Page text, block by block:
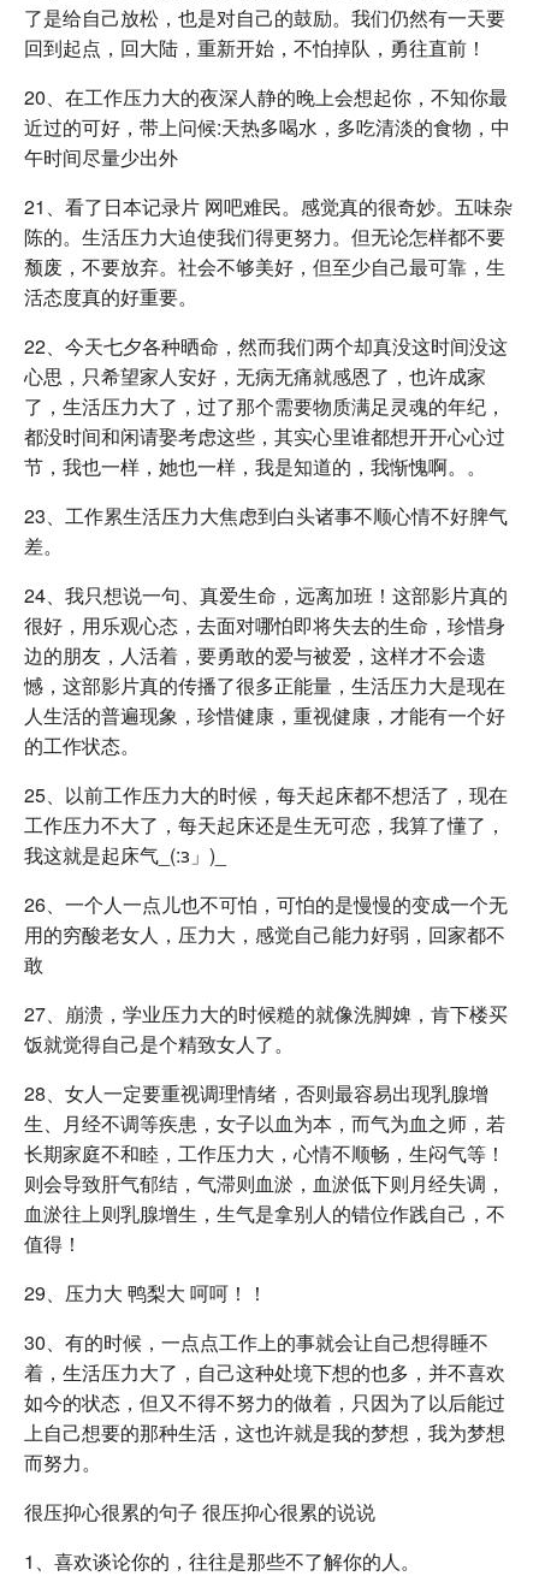
了是给自己放松，也是对自己的鼓励。我们仍然有一天要
回到起点，回大陆，重新开始，不怕掉队，勇往直前！
20、在工作压力大的夜深人静的晚上会想起你，不知你最
近过的可好，带上问候:天热多喝水，多吃清淡的食物，中
午时间尽量少出外
21、看了日本记录片 网吧难民。感觉真的很奇妙。五味杂
陈的。生活压力大迫使我们得更努力。但无论怎样都不要
颓废，不要放弃。社会不够美好，但至少自己最可靠，生
活态度真的好重要。
22、今天七夕各种晒命，然而我们两个却真没这时间没这
心思，只希望家人安好，无病无痛就感恩了，也许成家
了，生活压力大了，过了那个需要物质满足灵魂的年纪，
都没时间和闲请娶考虑这些，其实心里谁都想开开心心过
节，我也一样，她也一样，我是知道的，我惭愧啊。。
23、工作累生活压力大焦虑到白头诸事不顺心情不好脾气
差。
24、我只想说一句、真爱生命，远离加班！这部影片真的
很好，用乐观心态，去面对哪怕即将失去的生命，珍惜身
边的朋友，人活着，要勇敢的爱与被爱，这样才不会遗
憾，这部影片真的传播了很多正能量，生活压力大是现在
人生活的普遍现象，珍惜健康，重视健康，才能有一个好
的工作状态。
25、以前工作压力大的时候，每天起床都不想活了，现在
工作压力不大了，每天起床还是生无可恋，我算了懂了，
我这就是起床气_(:з」)_
26、一个人一点儿也不可怕，可怕的是慢慢的变成一个无
用的穷酸老女人，压力大，感觉自己能力好弱，回家都不
敢
27、崩溃，学业压力大的时候糙的就像洗脚婢，肯下楼买
饭就觉得自己是个精致女人了。
28、女人一定要重视调理情绪，否则最容易出现乳腺增
生、月经不调等疾患，女子以血为本，而气为血之师，若
长期家庭不和睦，工作压力大，心情不顺畅，生闷气等！
则会导致肝气郁结，气滞则血淤，血淤低下则月经失调，
血淤往上则乳腺增生，生气是拿别人的错位作践自己，不
值得！
29、压力大 鸭梨大 呵呵！！
30、有的时候，一点点工作上的事就会让自己想得睡不
着，生活压力大了，自己这种处境下想的也多，并不喜欢
如今的状态，但又不得不努力的做着，只因为了以后能过
上自己想要的那种生活，这也许就是我的梦想，我为梦想
而努力。
很压抑心很累的句子 很压抑心很累的说说
1、喜欢谈论你的，往往是那些不了解你的人。